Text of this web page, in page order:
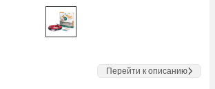
Перейти к описанию